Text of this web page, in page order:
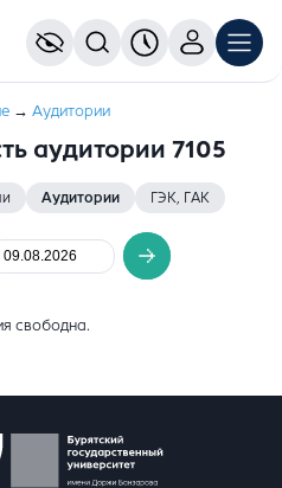
→ Аудитории
аудитории 7105
Аудитории ГЭК, ГАК
свободна.